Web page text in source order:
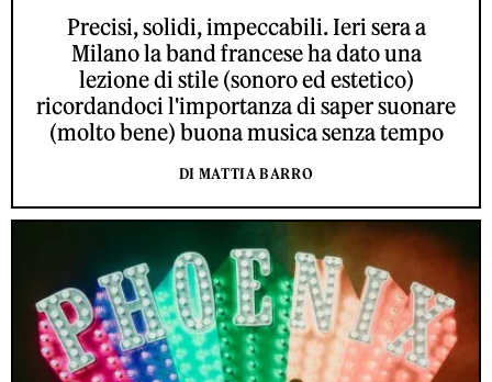
Precisi, solidi, impeccabili. Ieri sera a
Milano la band francese ha dato una
lezione di stile (sonoro ed estetico)
ricordandoci l'importanza di saper suonare
(molto bene) buona musica senza tempo
DI MATTIA BARRO